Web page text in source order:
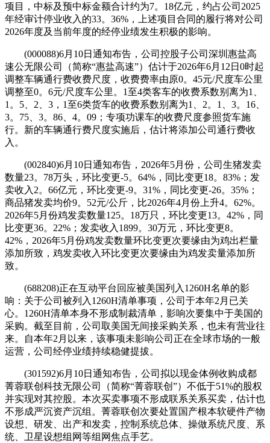
项目，中标及预中标金额合计约为7。18亿元，约占公司2025
年经审计停业收入的33。36%，上述项目合同的履行将对公司
2026年度及当前年度的经停业绩发生积极的影响。
(000088)6月10日通知布告，公司控股子公司深圳惠盐高
速公无限公司（简称“惠盐高速”）估计于2026年6月12日0时起
调整车辆通行费收费尺度，收费费率由原0。45元/尺度车公里
调整至0。6元/尺度车公里。1至4类客车的收费系数别离为1、
1。5、2、3，1至6类货车的收费系数别离为1、2。1、3。16、
3。75、3。86、4。09；专项功课车的收费尺度参照货车施
行。新的车辆通行费尺度实施后，估计将添加公司通行费收
入。
(002840)6月10日通知布告，2026年5月份，公司生猪发卖
数量23。78万头，环比变更-5。64%，同比变更18。83%；发
卖收入2。66亿元，环比变更-9。31%，同比变更-26。35%；
商品猪发卖均价9。52元/公斤，比2026年4月份上升4。62%。
2026年5月份鸡发卖数量125。18万只，环比变更13。42%，同
比变更36。22%；发卖收入1899。30万元，环比变更8。
42%，2026年5月份鸡发卖数量环比变更次要缘由为鸡出栏量
添加所致，鸡发卖收入环比变更次要缘由为鸡发卖量添加所
致。
(688208)正在互动平台回应被美国列入1260H名单的影
响：关于公司被列入1260H清单事项，公司于本年2月已关
心。1260H清单本身不形成制裁清单，影响次要集中于美国的
采购。截至目前，公司取美国无间接采购关系，也未有营业往
来。自本年2月以来，该事项未影响公司正在全球市场的一般
运营，公司经停业绩持续稳健提拔。
(301592)6月10日通知布告，公司拟以现金体例收购成都
菁蓉联创科技无限公司（简称“菁蓉联创”）不低于51%的股权
并实现对其控股。本次买卖事项不形成联系关系买卖，估计也
不形成严沉资产沉组。菁蓉联创次要处置国产根本软硬件产物
设想、研发、出产和发卖，控制系统总体、操做系统尺度、系
统、卫星设想组网等组网焦点手艺。